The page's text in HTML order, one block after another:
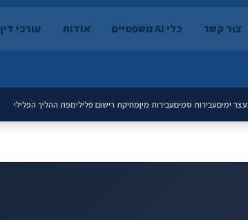
צור קשר כלי AI משפטיים אודות עורכי דין
ימיםעבירות סמיםעבירות מיןמחיקת רישום פלילימפת ההליך הפלילי